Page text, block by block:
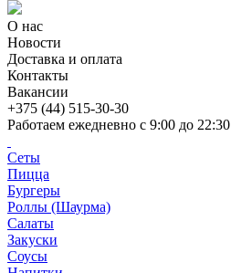
О нас
Новости
Доставка и оплата
Контакты
Вакансии
+375 (44) 515-30-30
Работаем ежедневно с 9:00 до 22:30
Сеты
Пицца
Бургеры
Роллы (Шаурма)
Салаты
Закуски
Соусы